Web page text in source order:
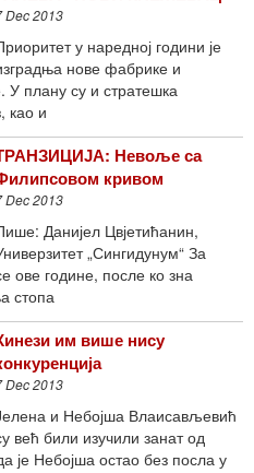
Dec 2013
у наредној години је
нове фабрике и
плану су и стратешка
као и
Невоље са
кривом
Dec 2013
Данијел Цвјетићанин,
„Сингидунум“ За
ове године, после ко зна
стопа
им више нису
Dec 2013
и Небојша Влаисављевић
већ били изучили занат од
је Небојша остао без посла у